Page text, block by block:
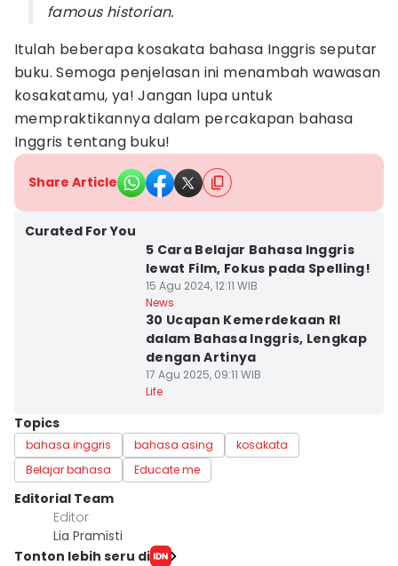
famous historian.
Itulah beberapa kosakata bahasa Inggris seputar
buku. Semoga penjelasan ini menambah wawasan
kosakatamu, ya! Jangan lupa untuk
mempraktikannya dalam percakapan bahasa
Inggris tentang buku!
Share Article
Curated For You
5 Cara Belajar Bahasa Inggris
lewat Film, Fokus pada Spelling!
15 Agu 2024, 12:11 WIB
News
30 Ucapan Kemerdekaan RI
dalam Bahasa Inggris, Lengkap
dengan Artinya
17 Agu 2025, 09:11 WIB
Life
Topics
bahasa inggris bahasa asing
kosakata
Belajar bahasa
Educate me
Editorial Team
Editor
Lia Pramisti
Tonton lebih seru di